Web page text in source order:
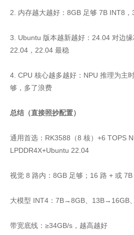
2. 内存越大越好：8GB 足够 7B INT8
3. Ubuntu 版本越新越好：24.04 对边
22.04，22.04 最稳
4. CPU 核心越多越好：NPU 推理为主
够，多了浪费
总结（直接照抄配置）
通用首选：RK3588（8 核）+6 TOPS
LPDDR4X+Ubuntu 22.04
视觉 8 路内：8GB 足够；16 路 + 或
大模型 INT4：7B→8GB、13B→16GB
带宽底线：≥34GB/s，越高越好